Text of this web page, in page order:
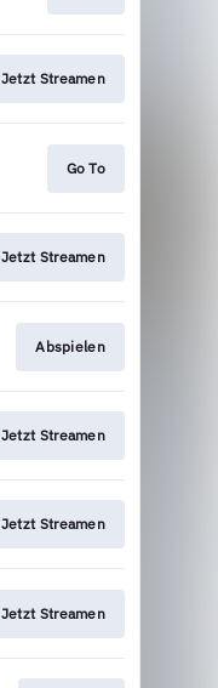
Jetzt Streamen
Go To
Jetzt Streamen
Abspielen
Jetzt Streamen
Jetzt Streamen
Jetzt Streamen